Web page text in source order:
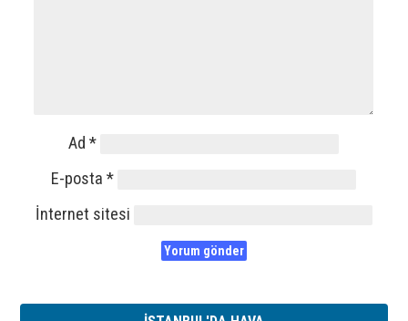
Ad*
E-posta*
İnternet sitesi